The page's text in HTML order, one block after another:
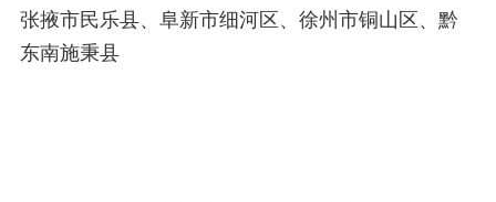
张掖市民乐县、阜新市细河区、徐州市铜山区、黔
东南施秉县